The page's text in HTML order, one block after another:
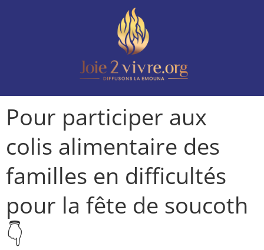
Pour participer aux
colis alimentaire des
familles en difficultés
pour la fête de soucoth
👇